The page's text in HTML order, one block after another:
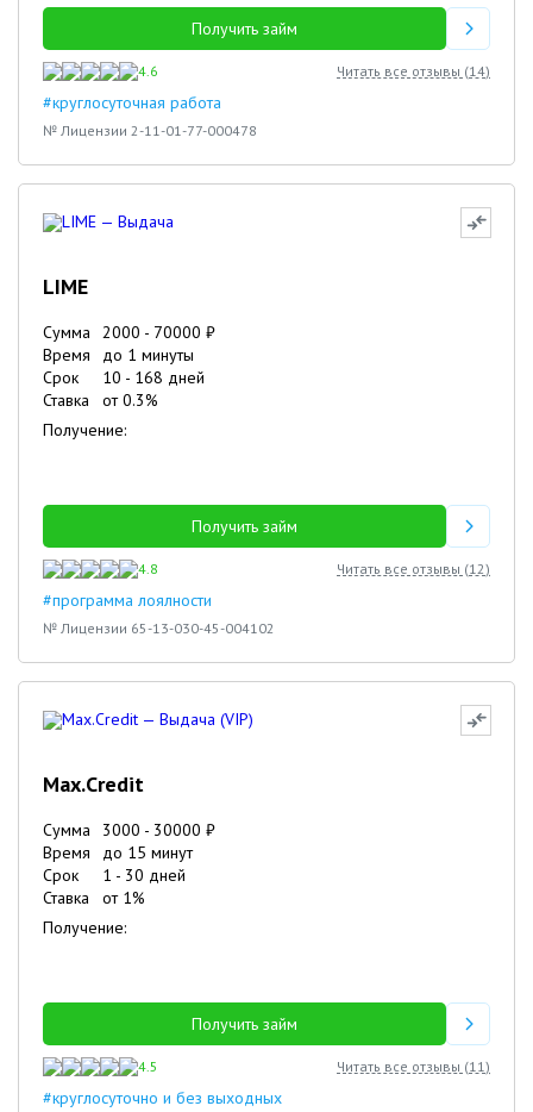
Получить займ
4.6 Читать все отзывы (14)
#круглосуточная работа
№ Лицензии 2-11-01-77-000478
LIME
Сумма 2000 - 70000 ₽
Время
до 1 минуты
Срок
10 - 168 дней
Ставка
от0.3%
Получение:
Получить займ
4.8 Читать все отзывы (12)
#программа лоялности
№ Лицензии 65-13-030-45-004102
Max.Credit
Сумма 3000 - 30000 ₽
Время
до 15 минут
Срок
1 - 30 дней
Ставка
от 1%
Получение:
Получить займ
4.5 Читать все отзывы (11)
#круглосуточно и без выходных